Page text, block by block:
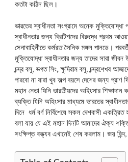
কতটা কঠিন ছিল।
ভারতের স্বাধীনতা সংগ্রামে অনেক মুক্তিযোদ্ধা
স্বাধীনতার জন্য ব্রিটিশদের বিরুদ্ধে প্রথম
সেনাবাহিনীতে কর্মরত সৈনিক মঙ্গল পানডে।
মুক্তিযোদ্ধা স্বাধীনতার জন্য তাদের সারা জীবন
চন্দ্র বসু, ভগত সিং, ক্ষুদিরাম বসু, চন্দ্রশেখর
পারবো না যারা খুব অল্প বয়সে দেশের জন্য প্রাণ
মহান নেতা যিনি ভারতীয়দের অহিংসার
ব্যক্তি যিনি অহিংসার মাধ্যমে ভারতের
দিনে ধর্ম বর্ণ নির্বিশেষে সকল দেশবাসী
বলা যায় যে এই মহান দিনটি আমাদের ঐক্য শক্তি
সংক্ষিপ্ত বক্ত্যব এখানেই শেষ করলাম। জয়